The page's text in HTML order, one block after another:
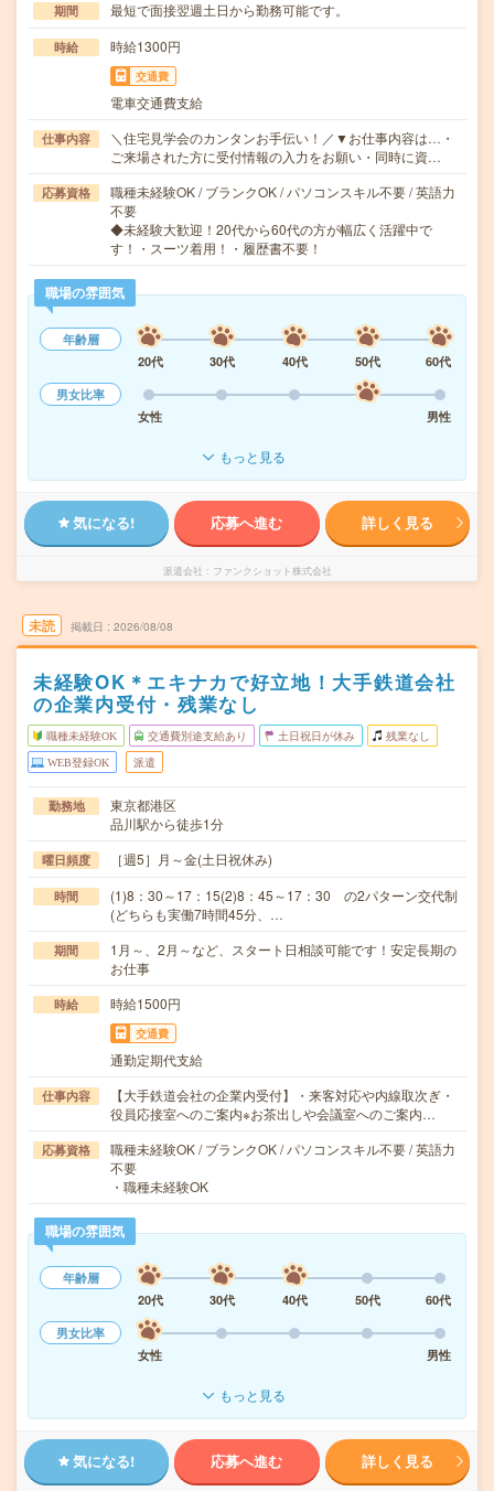
期間 最短で面接翌週土日から勤務可能です。
時給 時給1300円
交通費
電車交通費支給
仕事内容
＼住宅見学会のカンタンお手伝い！／▼お仕事内容は…・
ご来場された方に受付情報の入力をお願い・同時に資…
応募資格
職種未経験OK / ブランクOK / パソコンスキル不要 / 英語力
不要
◆未経験大歓迎！20代から60代の方が幅広く活躍中で
す！・スーツ着用！・履歴書不要！
職場の雰囲気
年齢層
20代
30代 40代 50代
60代
男女比率
女性
男性
もっと見る
気になる! 応募へ進む 詳しく見る
派遣会社 ファンクショット株式会社
未読 掲載日 2026/08/08
未経験OK＊エキナカで好立地！大手鉄道会社
の企業内受付・残業なし
職種未経験OK 交通費別途支給あり 土日祝日が休み 残業なし
WEB登録OK 派遣
勤務地
東京都港区
品川駅から徒歩1分
曜日頻度 ［週5］月～金(土日祝休み)
時間
(1)8：30～17：15(2)8：45～17：30 の2パターン交代制
(どちらも実働7時間45分、…
期間
1月～、2月～など、スタート日相談可能です！安定長期の
お仕事
時給 時給1500円
交通費
通勤定期代支給
仕事内容
【大手鉄道会社の企業内受付】・来客対応や内線取次ぎ・
役員応接室へのご案内※お茶出しや会議室へのご案内…
応募資格
職種未経験OK / ブランクOK / パソコンスキル不要 / 英語力
不要
・職種未経験OK
職場の雰囲気
年齢層
20代
30代 40代 50代
60代
男女比率
女性
男性
もっと見る
気になる! 応募へ進む 詳しく見る